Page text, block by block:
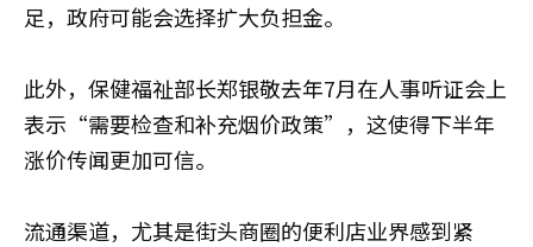
足，政府可能会选择扩大负担金。
此外，保健福祉部长郑银敬去年7月在人事听证会上
表示“需要检查和补充烟价政策”，这使得下半年
涨价传闻更加可信。
流通渠道，尤其是街头商圈的便利店业界感到紧